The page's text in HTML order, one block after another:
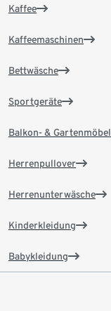
Kaffee
Kaffeemaschinen
Bettwäsche
Sportgeräte
Balkon- & Gartenmöbel
Herrenpullover
Herrenunterwäsche
Kinderkleidung
Babykleidung